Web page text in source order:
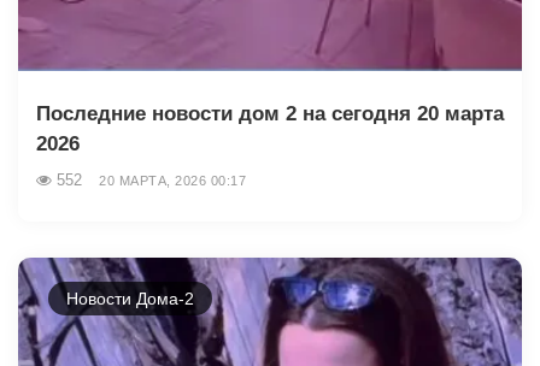
Последние новости дом 2 на сегодня 20 марта
2026
552 20 МАРТА, 2026 00:17
Новости Дома-2